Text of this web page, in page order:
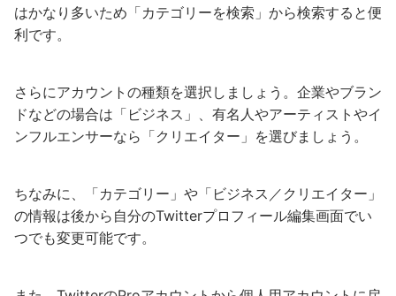
はかなり多いため「カテゴリーを検索」から検索すると便
利です。
さらにアカウントの種類を選択しましょう。企業やブラン
ドなどの場合は「ビジネス」、有名人やアーティストやイ
ンフルエンサーなら「クリエイター」を選びましょう。
ちなみに、「カテゴリー」や「ビジネス／クリエイター」
の情報は後から自分のTwitterプロフィール編集画面でい
つでも変更可能です。